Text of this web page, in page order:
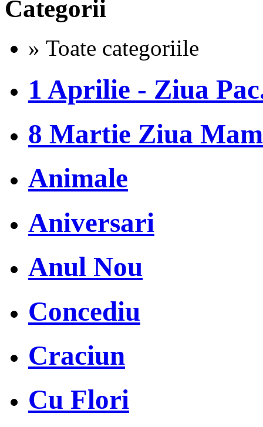
Categorii
» Toate categoriile
1 Aprilie - Ziua
8 Martie Ziua
Animale
Aniversari
Anul Nou
Concediu
Craciun
Cu Flori